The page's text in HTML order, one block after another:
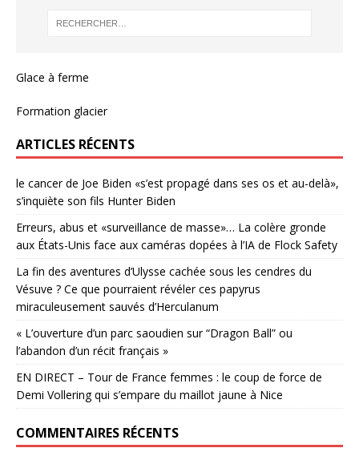
Glace à ferme
Formation glacier
ARTICLES RÉCENTS
le cancer de Joe Biden «s’est propagé dans ses os et au-delà»,
s’inquiète son fils Hunter Biden
Erreurs, abus et «surveillance de masse»… La colère gronde
aux États-Unis face aux caméras dopées à l’IA de Flock Safety
La fin des aventures d’Ulysse cachée sous les cendres du
Vésuve ? Ce que pourraient révéler ces papyrus
miraculeusement sauvés d’Herculanum
« L’ouverture d’un parc saoudien sur “Dragon Ball” ou
l’abandon d’un récit français »
EN DIRECT – Tour de France femmes : le coup de force de
Demi Vollering qui s’empare du maillot jaune à Nice
COMMENTAIRES RÉCENTS